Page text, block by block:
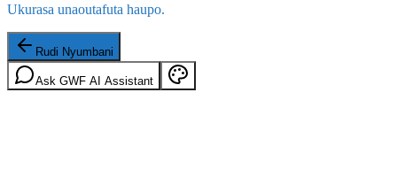
Ukurasa unaoutafuta haupo.
Rudi Nyumbani
Ask GWF AI Assistant